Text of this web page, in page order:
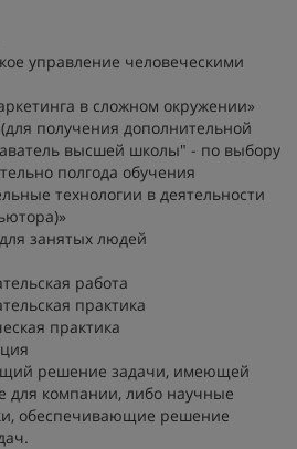
управление человеческими
в сложном окружении»
получения дополнительной
высшей школы" - по выбору
полгода обучения
технологии в деятельности
занятых людей
работа
практика
практика
решение задачи, имеющей
для компании, либо научные
обеспечивающие решение